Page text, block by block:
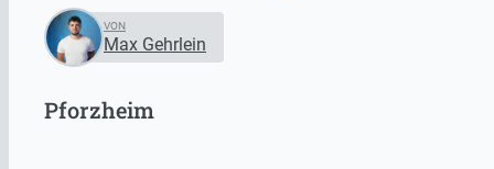
VON
Max Gehrlein
Pforzheim